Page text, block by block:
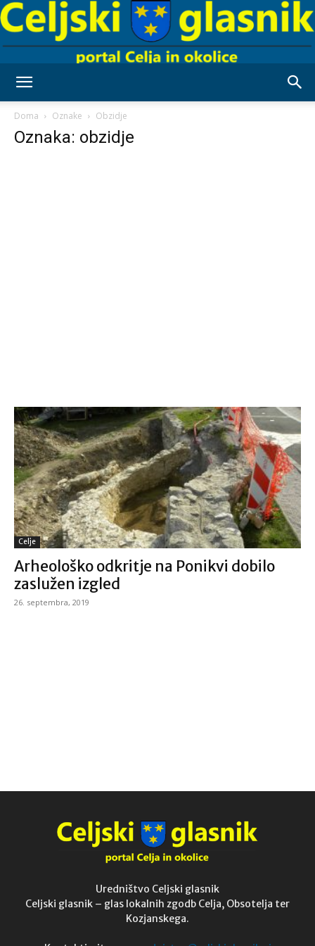
Doma Oznake Obzidje
Oznaka: obzidje
Celje
Arheološko odkritje na Ponikvi dobilo
zaslužen izgled
26. septembra, 2019
Uredništvo Celjski glasnik
Celjski glasnik – glas lokalnih zgodb Celja, Obsotelja ter
Kozjanskega.